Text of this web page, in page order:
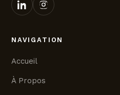
NAVIGATION
Accueil
À Propos